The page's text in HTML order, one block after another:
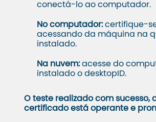
conectá-lo ao computador.
No computador:certifique-
acessando da máquina na
instalado.
Na nuvem:acesse do
instalado o desktopID.
O teste realizado com sucesso,
certificado está operante e